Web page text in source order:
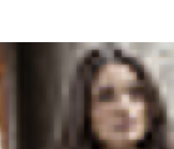
algum dia do mês, para o
acharam da largura?